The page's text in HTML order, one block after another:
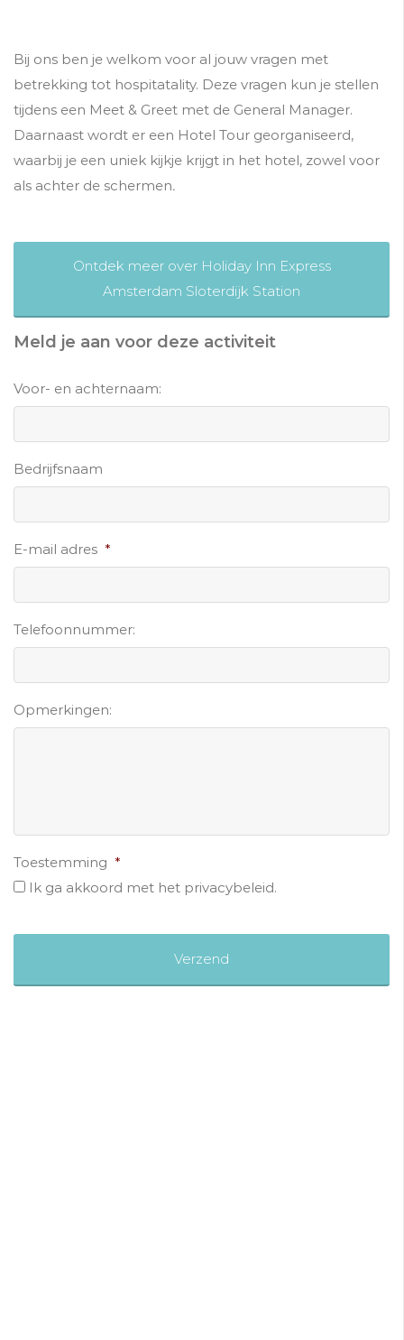
Bij ons ben je welkom voor al jouw vragen met
betrekking tot hospitatality. Deze vragen kun je stellen
tijdens een Meet & Greet met de General Manager.
Daarnaast wordt er een Hotel Tour georganiseerd,
waarbij je een uniek kijkje krijgt in het hotel, zowel voor
als achter de schermen.
Ontdek meer over Holiday Inn Express
Amsterdam Sloterdijk Station
Meld je aan voor deze activiteit
Voor- en achternaam:
Bedrijfsnaam
E-mail adres *
Telefoonnummer:
Opmerkingen:
Toestemming *
Ik ga akkoord met het privacybeleid.